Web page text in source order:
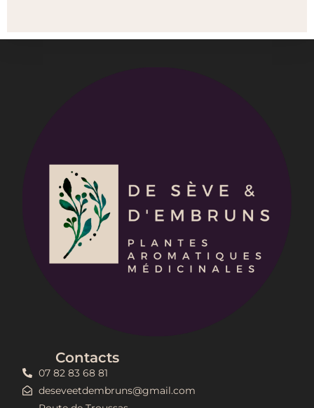
Contacts
07 82 83 68 81
deseveetdembruns@gmail.com